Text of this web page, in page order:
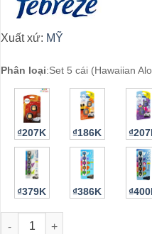
Xuất xứ: MỸ
Phân loại:Set 5 cái (Hawaiian
₫207K ₫186K
₫379K ₫386K
Nước hoa xe hơi Febreze Car